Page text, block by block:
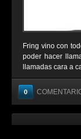
Fring vino con
poder hacer
llamadas cara a
0